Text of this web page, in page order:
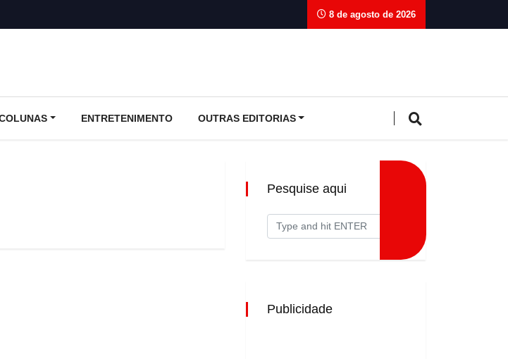
8 de agosto de 2026
ENTRETENIMENTO OUTRAS EDITORIAS
Pesquise aqui
Publicidade